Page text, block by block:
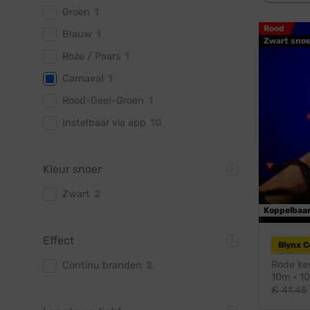
Groen
Blauw
Roze / Paars
Carnaval
Rood-Geel-Groen
Instelbaar via app
Kleur snoer
Zwart
Effect
Continu branden
Rood
Zwart
Koppelbaar
Blynx
Rode
10m ·
€41,45